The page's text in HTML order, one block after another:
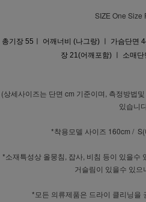
SIZE One Size
총기장 55ㅣ 어깨너비 (나그랑) ㅣ 가슴단면
장 21(어깨포함) ㅣ 소매
(상세사이즈는 단면 cm 기준이며, 측정방법
있습니
*착용모델 사이즈 160cm /
*소재특성상 올뭉침, 잡사, 비침 등이 있을수
거슬림이 있을수 있으
*모든 의류제품은 드라이 클리닝을